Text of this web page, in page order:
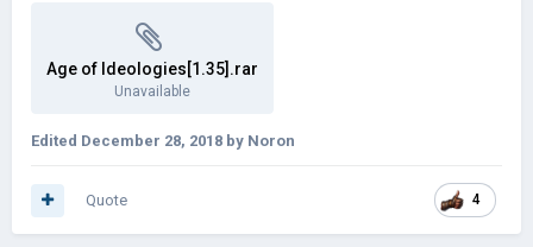
Age of Ideologies[1.35].rar
Unavailable
Edited December 28, 2018 by Noron
4
Quote